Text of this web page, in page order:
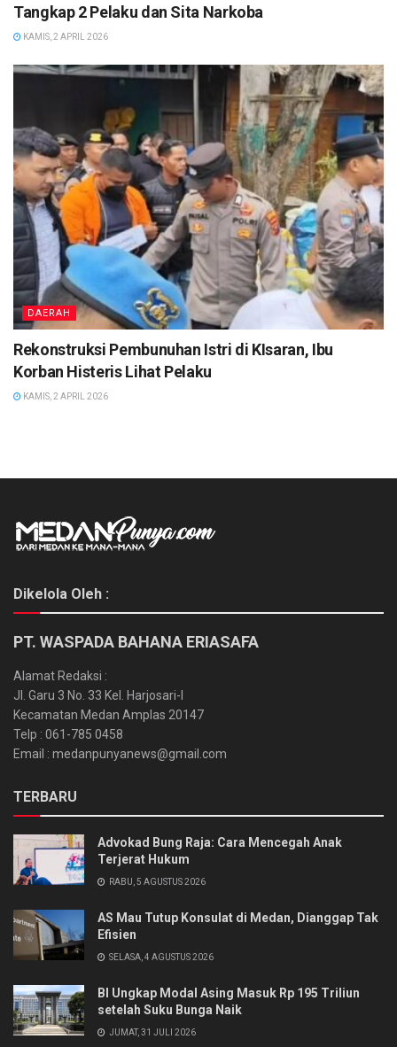
Tangkap 2 Pelaku dan Sita Narkoba
KAMIS, 2 APRIL 2026
DAERAH
Rekonstruksi Pembunuhan Istri di KIsaran, Ibu
Korban Histeris Lihat Pelaku
KAMIS, 2 APRIL 2026
Dikelola Oleh :
PT. WASPADA BAHANA ERIASAFA
Alamat Redaksi :
Jl. Garu 3 No. 33 Kel. Harjosari-I
Kecamatan Medan Amplas 20147
Telp : 061-785 0458
Email : medanpunyanews@gmail.com
TERBARU
Advokad Bung Raja: Cara Mencegah Anak
Terjerat Hukum
RABU, 5 AGUSTUS 2026
AS Mau Tutup Konsulat di Medan, Dianggap Tak
Efisien
SELASA, 4 AGUSTUS 2026
BI Ungkap Modal Asing Masuk Rp 195 Triliun
setelah Suku Bunga Naik
JUMAT, 31 JULI 2026